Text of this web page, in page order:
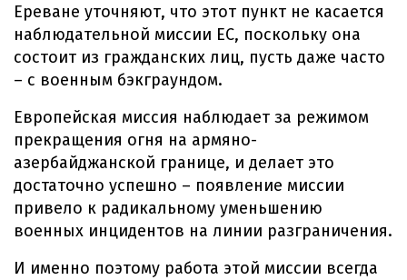
Ереване уточняют, что этот пункт не касается
наблюдательной миссии ЕС, поскольку она
состоит из гражданских лиц, пусть даже часто
– с военным бэкграундом.
Европейская миссия наблюдает за режимом
прекращения огня на армяно-
азербайджанской границе, и делает это
достаточно успешно – появление миссии
привело к радикальному уменьшению
военных инцидентов на линии разграничения.
И именно поэтому работа этой миссии всегда